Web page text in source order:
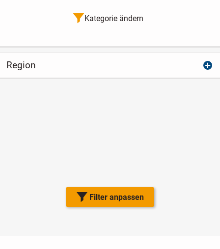
Filter anpassen
Kategorie ändern
Region